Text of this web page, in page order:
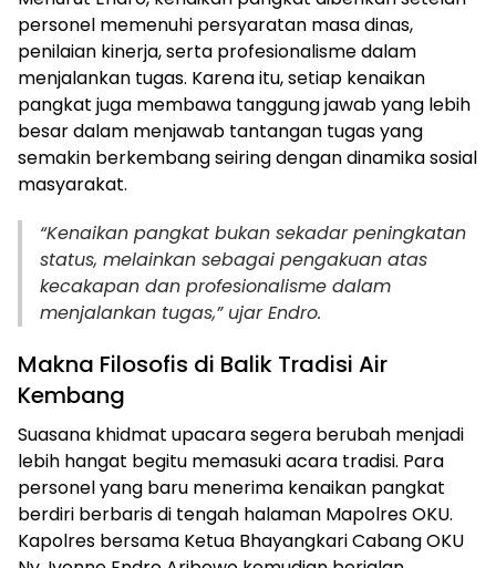
personel memenuhi persyaratan masa dinas,
penilaian kinerja, serta profesionalisme dalam
menjalankan tugas. Karena itu, setiap kenaikan
pangkat juga membawa tanggung jawab yang lebih
besar dalam menjawab tantangan tugas yang
semakin berkembang seiring dengan dinamika sosial
masyarakat.
“Kenaikan pangkat bukan sekadar peningkatan
status, melainkan sebagai pengakuan atas
kecakapan dan profesionalisme dalam
menjalankan tugas,” ujar Endro.
Makna Filosofis di Balik Tradisi Air
Kembang
Suasana khidmat upacara segera berubah menjadi
lebih hangat begitu memasuki acara tradisi. Para
personel yang baru menerima kenaikan pangkat
berdiri berbaris di tengah halaman Mapolres OKU.
Kapolres bersama Ketua Bhayangkari Cabang OKU